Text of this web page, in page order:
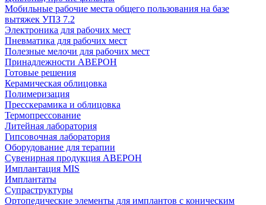
Мобильные рабочие места общего пользования на базе
вытяжек УПЗ 7.2
Электроника для рабочих мест
Пневматика для рабочих мест
Полезные мелочи для рабочих мест
Принадлежности АВЕРОН
Готовые решения
Керамическая облицовка
Полимеризация
Пресскерамика и облицовка
Термопрессование
Литейная лаборатория
Гипсовочная лаборатория
Оборудование для терапии
Сувенирная продукция АВЕРОН
Имплантация MIS
Имплантаты
Супраструктуры
Ортопедические элементы для имплантов с коническим